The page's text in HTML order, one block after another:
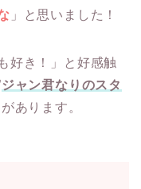
」と思いました！
好き！」と好感触
ジャン君なりのスタ
あります。